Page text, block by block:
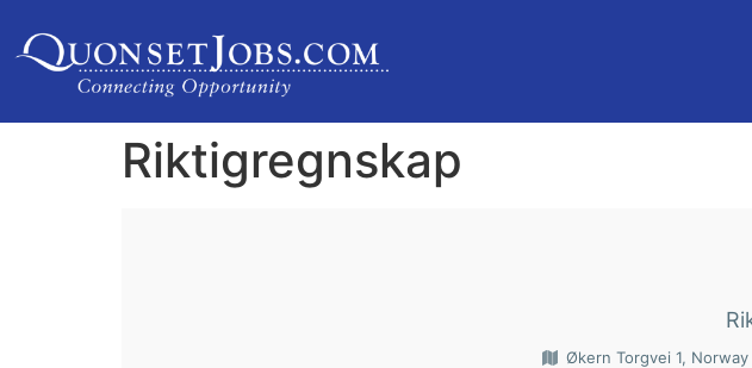
Riktigregnskap
Økern Torgvei 1, Norway